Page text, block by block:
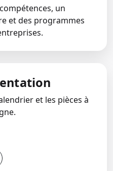
un
et des programmes
et les pièces à